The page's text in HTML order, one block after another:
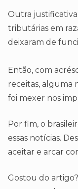
Outra
tributárias em
deixaram de
Então, com
receitas, alguma
foi mexer nos
Por fim, o
essas notícias.
aceitar e arcar
Gostou do